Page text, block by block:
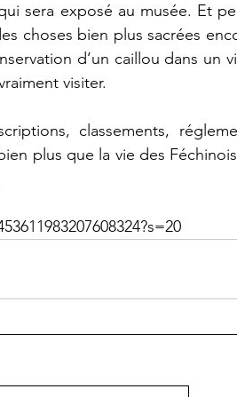
sera exposé au musée. Et
choses bien plus sacrées
d’un caillou dans un
visiter.
classements,
plus que la vie des